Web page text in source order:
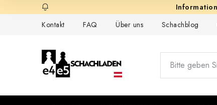
Inhalt
Kontakt
FAQ Über uns Schachblog